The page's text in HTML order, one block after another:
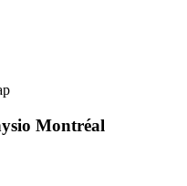
Montréal